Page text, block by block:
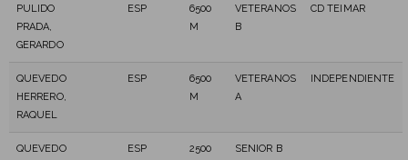
PULIDO
PRADA,
GERARDO
ESP
6500
M
VETERANOS
B
CD TEIMAR
QUEVEDO
HERRERO,
RAQUEL
ESP
6500
M
VETERANOS
A
INDEPENDIENTE
QUEVEDO
ESP
2500
SENIOR B